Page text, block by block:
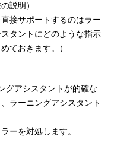
説明）
接サポートするのはラー
タントにどのような指示
ておきます。）
グアシスタントが的確な
ラーニングアシスタント
ーを対処します。